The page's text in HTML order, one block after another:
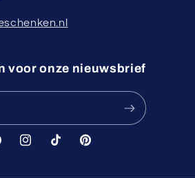
voor onze nieuwsbrief
Instagram
TikTok Pinterest